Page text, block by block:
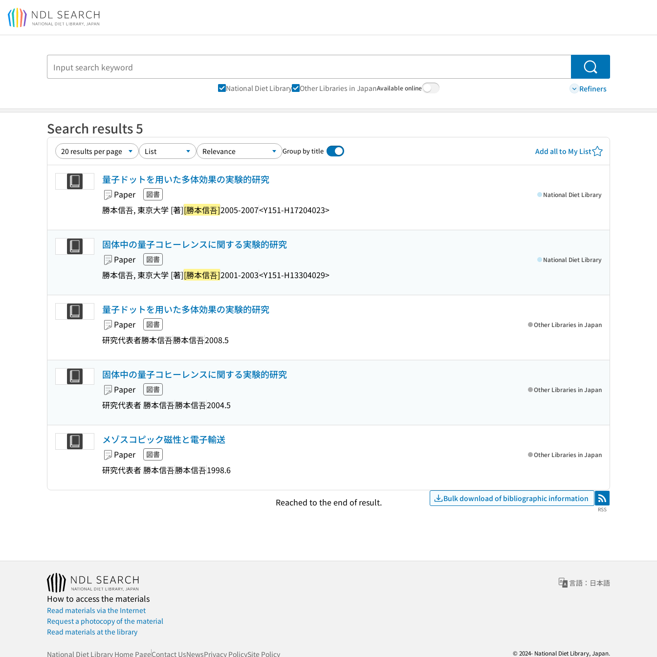
Jump to main content
Search
National Diet Library Other Libraries in JapanAvailable online Refiners
Search results 5
Group by title Add all to My List
量子ドットを用いた多体効果の実験的研究
Paper 図書
勝本信吾, 東京大学 [著][勝本信吾]2005-2007<Y151-H17204023>
National Diet Library
固体中の量子コヒーレンスに関する実験的研究
Paper 図書
勝本信吾, 東京大学 [著][勝本信吾]2001-2003<Y151-H13304029>
National Diet Library
量子ドットを用いた多体効果の実験的研究
Paper 図書
研究代表者勝本信吾勝本信吾2008.5
Other Libraries in Japan
固体中の量子コヒーレンスに関する実験的研究
Paper 図書
研究代表者 勝本信吾勝本信吾2004.5
Other Libraries in Japan
メゾスコピック磁性と電子輸送
Paper 図書
研究代表者 勝本信吾勝本信吾1998.6
Other Libraries in Japan
Reached to the end of result. Bulk download of bibliographic information RSS
RSS
言語：日本語
How to access the materials
Read materials via the Internet
Request a photocopy of the material
Read materials at the library
National Diet Library Home PageContact UsNewsPrivacy PolicySite Policy © 2024- National Diet Library, Japan.